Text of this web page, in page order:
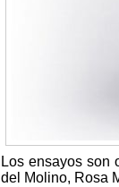
Los ensayos son
del Molino, Rosa